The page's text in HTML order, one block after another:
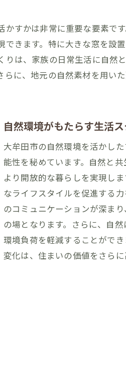
住空間の調和の秘訣
家を建てるための知識
を大牟田市で実現するための
るためのデザイン戦略
慮した住まいの計画
成功させるためのヒント
ホームデザイン自然を取り入
かした持続可能なデザイン
空間作りのアイデア
生かした住空間の提案
住まいの計画
るためのデザイン手法
の息吹を取り込む方法
理想を形にするマイホームのヒ
家づくりの第一歩
ための土地選びのポイント
域特性を活かす設計
すかは非常に重要な要素で
きます。特に大きな窓を設
は、家族の日常生活に自然
に、地元の自然素材を用い
自然環境がもたらす生活
大牟田市の自然環境を活かし
能性を秘めています。自然と
より開放的な暮らしを実現し
なライフスタイルを促進する
のコミュニケーションが深ま
の場となります。さらに、自
環境負荷を軽減することがで
変化は、住まいの価値をさらに